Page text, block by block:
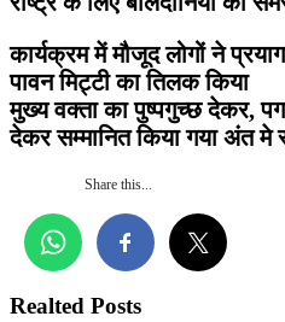
कार्यक्रम में मौजूद लोगों ने
पावन मिट्टी का तिलक किया
मुख्य वक्ता का पुष्पगुच्छ देकर,
देकर सम्मानित किया गया अंत मे
Share this...
Realted Posts